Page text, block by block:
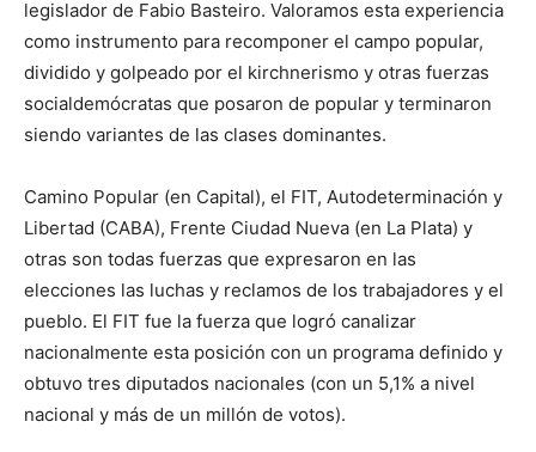
legislador de Fabio Basteiro. Valoramos esta experiencia
como instrumento para recomponer el campo popular,
dividido y golpeado por el kirchnerismo y otras fuerzas
socialdemócratas que posaron de popular y terminaron
siendo variantes de las clases dominantes.
Camino Popular (en Capital), el FIT, Autodeterminación y
Libertad (CABA), Frente Ciudad Nueva (en La Plata) y
otras son todas fuerzas que expresaron en las
elecciones las luchas y reclamos de los trabajadores y el
pueblo. El FIT fue la fuerza que logró canalizar
nacionalmente esta posición con un programa definido y
obtuvo tres diputados nacionales (con un 5,1% a nivel
nacional y más de un millón de votos).